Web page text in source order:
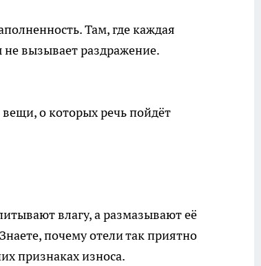
Там, где каждая
вызывает раздражение.
о которых речь пойдёт
влагу, а размазывают её
почему отели так приятно
признаках износа.